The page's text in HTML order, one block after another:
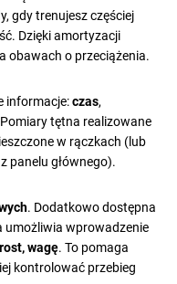
gdy trenujesz częściej
Dzięki amortyzacji
obawach o przeciążenia.
informacje:czas,
tętna realizowane
w rączkach (lub
panelu głównego).
. Dodatkowo dostępna
umożliwia wprowadzenie
wagę. To pomaga
kontrolować przebieg